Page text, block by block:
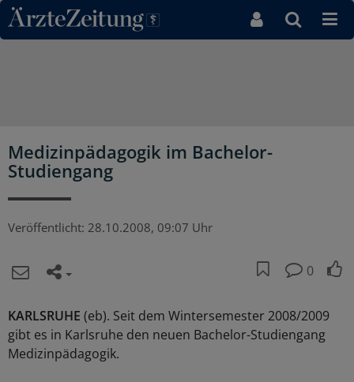
Direkt zum Inhaltsbereich
Medizinpädagogik im Bachelor-
Studiengang
Veröffentlicht: 28.10.2008, 09:07 Uhr
0
KARLSRUHE (eb). Seit dem Wintersemester 2008/2009
gibt es in Karlsruhe den neuen Bachelor-Studiengang
Medizinpädagogik.